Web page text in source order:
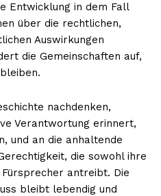
Entwicklung in dem Fall
über die rechtlichen,
Auswirkungen
die Gemeinschaften auf,
nachdenken,
Verantwortung erinnert,
und an die anhaltende
die sowohl ihre
antreibt. Die
bleibt lebendig und